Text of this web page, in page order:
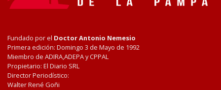
Fundado por el Doctor Antonio Nemesio
Primera edición: Domingo 3 de Mayo de 1992
Miembro de ADIRA,ADEPA y CPPAL
Propietario: El Diario SRL
Director Periodístico:
Walter René Goñi